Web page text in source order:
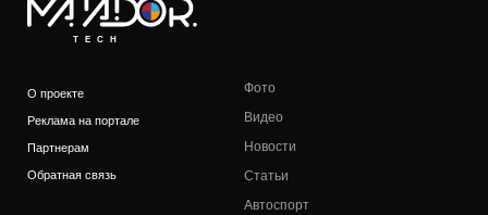
TECH
О проекте
Реклама на портале
Партнерам
Обратная связь
Фото
Видео
Новости
Статьи
Автоспорт